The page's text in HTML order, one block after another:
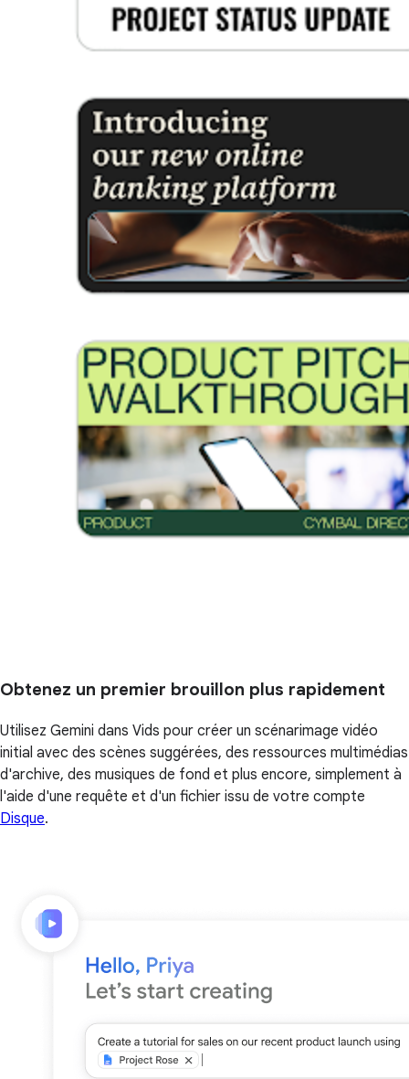
Obtenez un premier brouillon plus rapidement
Utilisez Gemini dans Vids pour créer un scénarimage vidéo
initial avec des scènes suggérées, des ressources multimédias
d'archive, des musiques de fond et plus encore, simplement à
l'aide d'une requête et d'un fichier issu de votre compte
Disque.